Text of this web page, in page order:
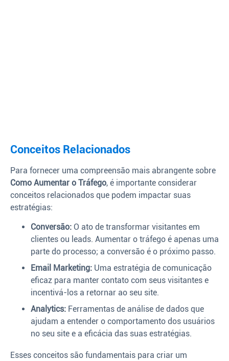
Conceitos Relacionados
Para fornecer uma compreensão mais abrangente sobre
Como Aumentar o Tráfego, é importante considerar
conceitos relacionados que podem impactar suas
estratégias:
Conversão: O ato de transformar visitantes em
clientes ou leads. Aumentar o tráfego é apenas uma
parte do processo; a conversão é o próximo passo.
Email Marketing: Uma estratégia de comunicação
eficaz para manter contato com seus visitantes e
incentivá-los a retornar ao seu site.
Analytics: Ferramentas de análise de dados que
ajudam a entender o comportamento dos usuários
no seu site e a eficácia das suas estratégias.
Esses conceitos são fundamentais para criar um